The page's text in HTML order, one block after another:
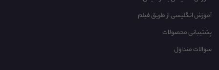
آموزش انگلیسی از طریق فیلم
پشتیبانی محصولات
سوالات متداول